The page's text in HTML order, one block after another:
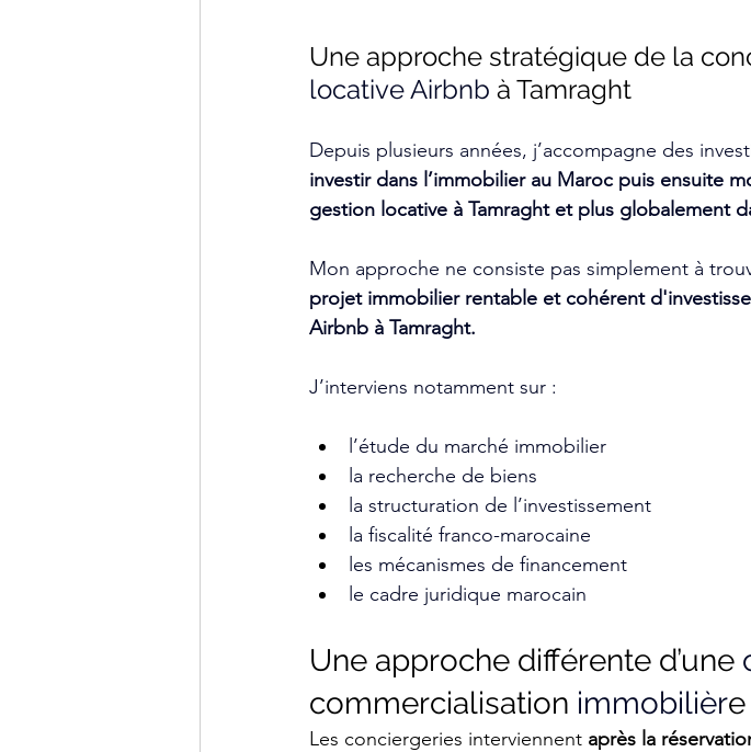
Une approche stratégique de la
locative Airbnb à Tamraght
Depuis plusieurs années, j’accompagne des
investir dans l’immobilier au Maroc puis ensuite
gestion locative à Tamraght et plus globalement
Mon approche ne consiste pas simplement à
projet immobilier rentable et cohérent
Airbnb à Tamraght.
J’interviens notamment sur :
l’étude du marché immobilier
la recherche de biens
la structuration de l’investissement
la fiscalité franco-marocaine
les mécanismes de financement
le cadre juridique marocain
Une approche différente d’une
commercialisation immobilièr
Les conciergeries interviennent après la